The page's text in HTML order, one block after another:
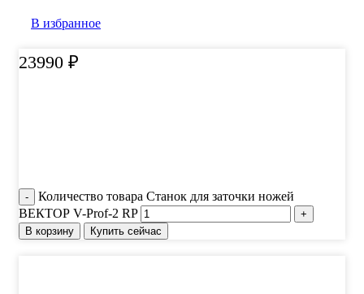
В избранное
23990 ₽
Количество товара Станок для заточки ножей
ВЕКТОР V-Prof-2 RP
В корзину Купить сейчас